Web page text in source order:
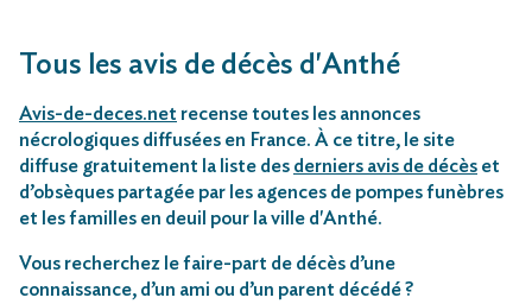
Tous les avis de décès d'Anthé
Avis-de-deces.net recense toutes les annonces
nécrologiques diffusées en France. À ce titre, le site
diffuse gratuitement la liste des derniers avis de décès et
d’obsèques partagée par les agences de pompes funèbres
et les familles en deuil pour la ville d'Anthé.
Vous recherchez le faire-part de décès d’une
connaissance, d’un ami ou d’un parent décédé ?